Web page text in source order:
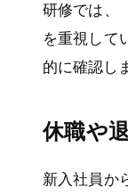
研修では、
を重視して
的に確認し
休職や
新入社員か